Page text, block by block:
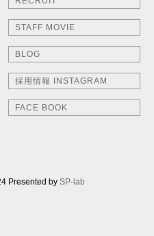
STAFF MOVIE
BLOG
採用情報 INSTAGRAM
FACE BOOK
Presented by SP-lab